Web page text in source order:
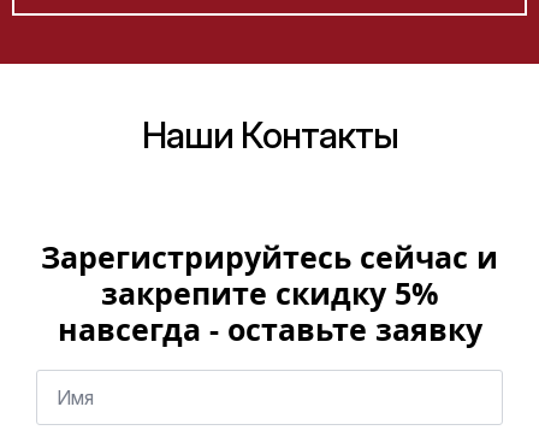
Наши Контакты
Зарегистрируйтесь сейчас и
закрепите скидку 5%
навсегда - оставьте заявку